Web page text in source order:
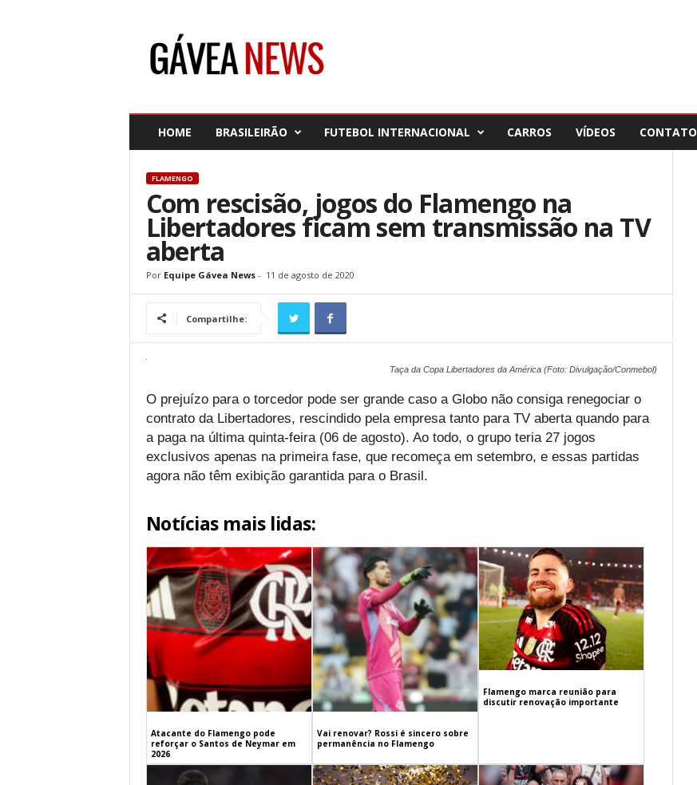
HOME BRASILEIRÃO FUTEBOL INTERNACIONAL CARROS VÍDEOS CONTATO
FLAMENGO
Com rescisão, jogos do Flamengo na
Libertadores ficam sem transmissão na TV
aberta
Por Equipe Gávea News- 11 de agosto de 2020
Compartilhe:
Taça da Copa Libertadores da América (Foto: Divulgação/Conmebol)
O prejuízo para o torcedor pode ser grande caso a Globo não consiga renegociar o
contrato da Libertadores, rescindido pela empresa tanto para TV aberta quando para
a paga na última quinta-feira (06 de agosto). Ao todo, o grupo teria 27 jogos
exclusivos apenas na primeira fase, que recomeça em setembro, e essas partidas
agora não têm exibição garantida para o Brasil.
Notícias mais lidas:
Atacante do Flamengo pode
reforçar o Santos de Neymar em
2026
Vai renovar? Rossi é sincero sobre
permanência no Flamengo
Flamengo marca reunião para
discutir renovação importante